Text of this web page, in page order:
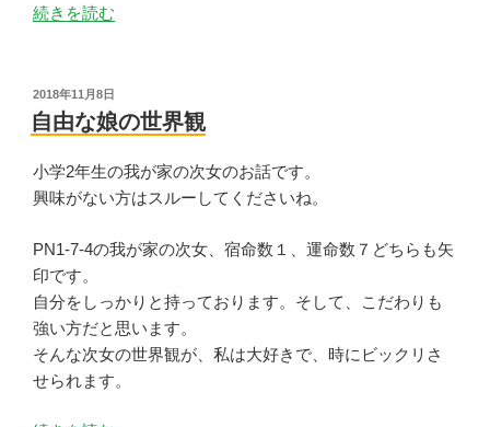
“手
と
入
て
く
も
の”
の
続きを読む
投
稿
日:
2018年11月8日
自由な娘の世界観
小学2年生の我が家の次女のお話です。
興味がない方はスルーしてくださいね。
PN1-7-4の我が家の次女、宿命数１、運命数７どちらも矢
印です。
自分をしっかりと持っております。そして、こだわりも
強い方だと思います。
そんな次女の世界観が、私は大好きで、時にビックリさ
せられます。